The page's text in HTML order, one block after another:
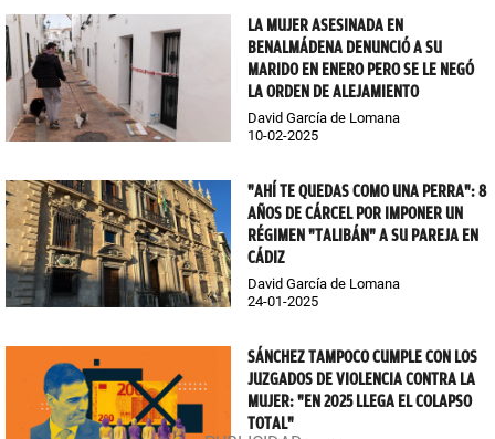
LA MUJER ASESINADA EN
BENALMÁDENA DENUNCIÓ A SU
MARIDO EN ENERO PERO SE LE NEGÓ
LA ORDEN DE ALEJAMIENTO
David García de Lomana
10-02-2025
"AHÍ TE QUEDAS COMO UNA PERRA": 8
AÑOS DE CÁRCEL POR IMPONER UN
RÉGIMEN "TALIBÁN" A SU PAREJA EN
CÁDIZ
David García de Lomana
24-01-2025
SÁNCHEZ TAMPOCO CUMPLE CON LOS
JUZGADOS DE VIOLENCIA CONTRA LA
MUJER: "EN 2025 LLEGA EL COLAPSO
TOTAL"